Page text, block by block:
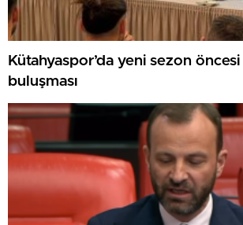
Kütahyaspor’da yeni sezon
buluşması